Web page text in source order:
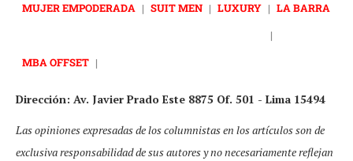
MUJER EMPODERADA | SUIT MEN | LUXURY | LA BARRA
|
MBA OFFSET |
Dirección: Av. Javier Prado Este 8875 Of. 501 - Lima 15494
Las opiniones expresadas de los columnistas en los artículos son de
exclusiva responsabilidad de sus autores y no necesariamente reflejan